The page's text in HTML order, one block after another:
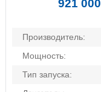
921 000
Производитель:
Мощность:
Тип запуска: